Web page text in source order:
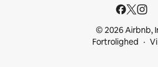
© 2026 Airbnb,
Fortrolighed